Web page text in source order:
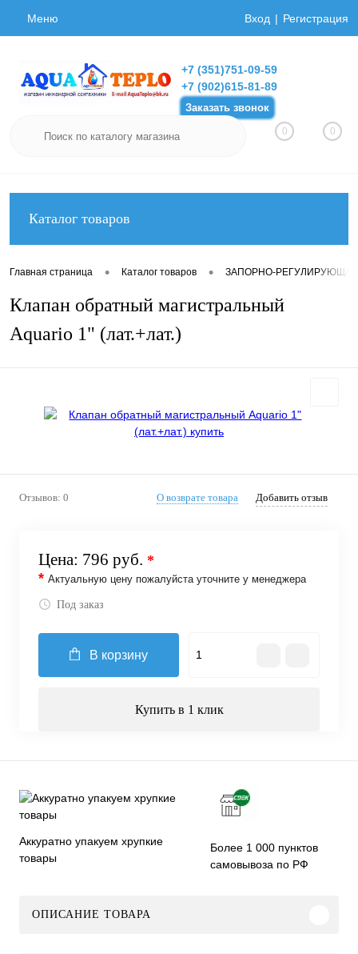
Меню Вход Регистрация
+7 (351)751-09-59
+7 (902)615-81-89
Заказать звонок
0 0
Каталог товаров
Главная страница • Каталог товаров • ЗАПОРНО-
Клапан обратный магистральный
Aquario 1" (лат.+лат.)
Отзывов: 0 О возврате товара Добавить отзыв
Цена: 796 руб. *
* Актуальную цену пожалуйста уточните у менеджера
Под заказ
В корзину
Купить в 1 клик
Аккуратно упакуем хрупкие
товары
Более 1 000 пунктов
самовывоза по РФ
ОПИСАНИЕ ТОВАРА